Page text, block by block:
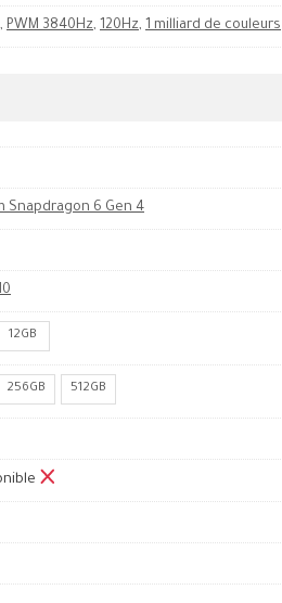
, PWM 3840Hz, 120Hz, 1 milliard de couleurs
Snapdragon 6 Gen 4
12GB
256GB 512GB